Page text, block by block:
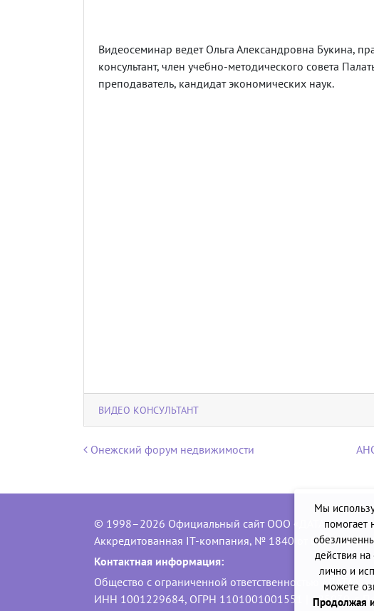
Видеосеминар ведет Ольга Александровна Букина,
консультант, член учебно-методического совета
преподаватель, кандидат экономических наук.
ВИДЕО КОНСУЛЬТАНТ
Навигация по записям
Онежский форум недвижимости
© 1998–2026 Официальный сайт ООО «ДАТА»
Аккредитованная IT-компания, № 1840 от 02.12.2011
Контактная информация:
Общество с ограниченной ответственностью «ДАТА»
ИНН 1001229684, ОГРН 1101001001551 | 185030, г.
Мы
помогает
действия
лично и
можете
Продолжая